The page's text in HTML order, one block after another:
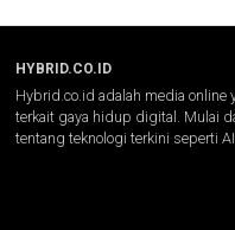
HYBRID.CO.ID
Hybrid.co.id adalah media online
terkait gaya hidup digital. Mulai
tentang teknologi terkini seperti